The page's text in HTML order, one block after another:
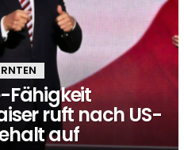
Fähigkeit
ruft nach US-
auf